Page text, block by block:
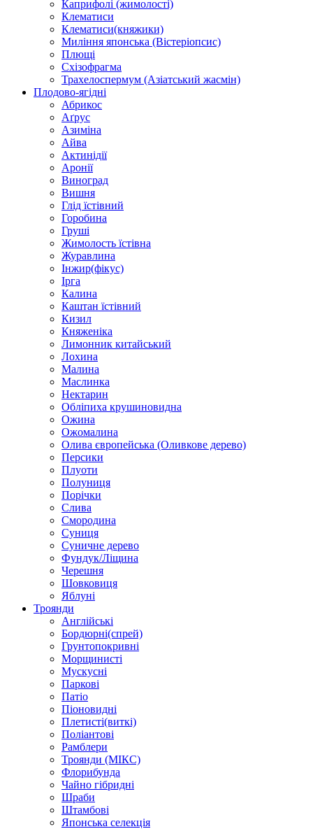
Каприфолі (жимолості)
Клематиси
Клематиси(княжики)
Миління японська (Вістеріопсис)
Плющі
Схізофрагма
Трахелоспермум (Азіатський жасмін)
Плодово-ягідні
Абрикос
Аґрус
Азиміна
Айва
Актинідії
Аронії
Виноград
Вишня
Глід їстівний
Горобина
Груші
Жимолость їстівна
Журавлина
Інжир(фікус)
Ірга
Калина
Каштан їстівний
Кизил
Княженіка
Лимонник китайський
Лохина
Малина
Маслинка
Нектарин
Обліпиха крушиновидна
Ожина
Ожомалина
Олива європейська (Оливкове дерево)
Персики
Плуоти
Полуниця
Порічки
Слива
Смородина
Суниця
Суничне дерево
Фундук/Ліщина
Черешня
Шовковиця
Яблуні
Троянди
Англійські
Бордюрні(спрей)
Грунтопокривні
Морщинисті
Мускусні
Паркові
Патіо
Піоновидні
Плетисті(виткі)
Поліантові
Рамблери
Троянди (МІКС)
Флорибунда
Чайно гібридні
Шраби
Штамбові
Японська селекція